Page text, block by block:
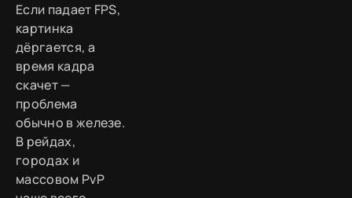
Если падает FPS,
картинка
дёргается, а
время кадра
скачет —
проблема
обычно в железе.
В рейдах,
городах и
массовом PvP